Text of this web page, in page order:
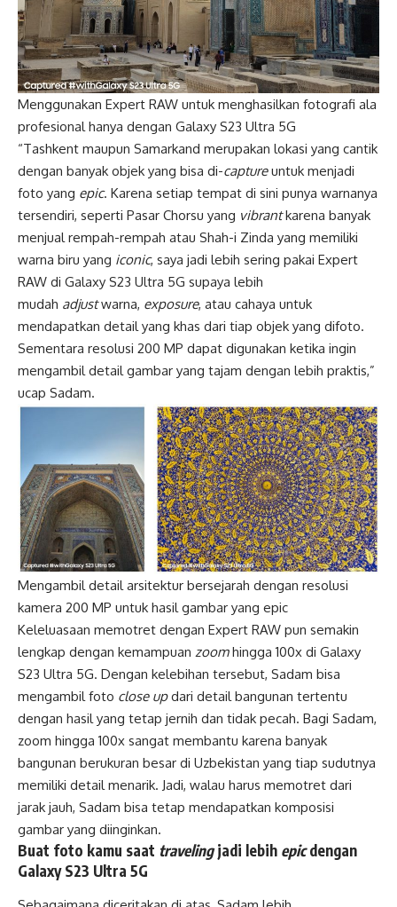
Menggunakan Expert RAW untuk menghasilkan fotografi ala
profesional hanya dengan Galaxy S23 Ultra 5G
“Tashkent maupun Samarkand merupakan lokasi yang cantik
dengan banyak objek yang bisa di-captureuntuk menjadi
foto yang epic. Karena setiap tempat di sini punya warnanya
tersendiri, seperti Pasar Chorsu yang vibrantkarena banyak
menjual rempah-rempah atau Shah-i Zinda yang memiliki
warna biru yang iconic, saya jadi lebih sering pakai Expert
RAW di Galaxy S23 Ultra 5G supaya lebih
mudah adjustwarna, exposure, atau cahaya untuk
mendapatkan detail yang khas dari tiap objek yang difoto.
Sementara resolusi 200 MP dapat digunakan ketika ingin
mengambil detail gambar yang tajam dengan lebih praktis,”
ucap Sadam.
Mengambil detail arsitektur bersejarah dengan resolusi
kamera 200 MP untuk hasil gambar yang epic
Keleluasaan memotret dengan Expert RAW pun semakin
lengkap dengan kemampuan zoomhingga 100x di Galaxy
S23 Ultra 5G. Dengan kelebihan tersebut, Sadam bisa
mengambil foto close updari detail bangunan tertentu
dengan hasil yang tetap jernih dan tidak pecah. Bagi Sadam,
zoom hingga 100x sangat membantu karena banyak
bangunan berukuran besar di Uzbekistan yang tiap sudutnya
memiliki detail menarik. Jadi, walau harus memotret dari
jarak jauh, Sadam bisa tetap mendapatkan komposisi
gambar yang diinginkan.
Buat foto kamu saat travelingjadi lebih epicdengan
Galaxy S23 Ultra 5G